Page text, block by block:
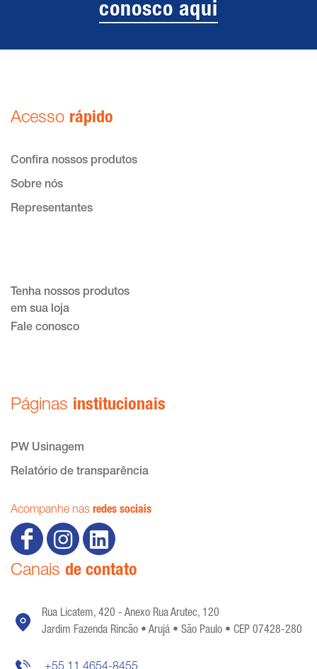
conosco aqui
Acesso rápido
Confira nossos produtos
Sobre nós
Representantes
Tenha nossos produtos
em sua loja
Fale conosco
Páginas institucionais
PW Usinagem
Relatório de transparência
Acompanhe nas redes sociais
Canais de contato
Rua Licatem, 420 - Anexo Rua Arutec, 120
Jardim Fazenda Rincão • Arujá • São Paulo • CEP 07428-280